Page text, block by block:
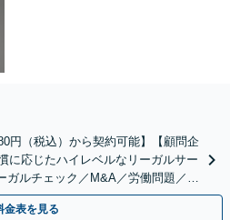
円（税込）から契約可能】【顧問企
に応じたハイレベルなリーガルサー
ガルチェック／M&A／労働問題／知
業連携可能】
金表を見る